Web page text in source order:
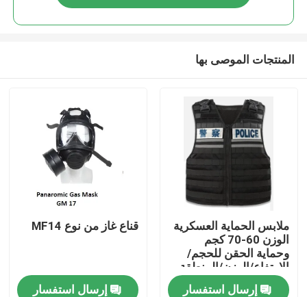
المنزل
المنتجات
المنتجات الموصى بها
ملابس الحماية العسكرية
الوزن 60-70 كجم
وحماية الحقن للحجم/
الارتفاع/الوزن/المنطقة
الواقية
إرسال استفسار
قناع غاز من نوع MF14
إرسال استفسار